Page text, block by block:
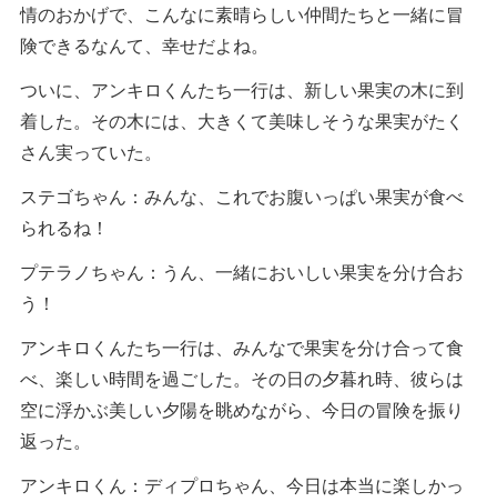
情のおかげで、こんなに素晴らしい仲間たちと一緒に冒
険できるなんて、幸せだよね。
ついに、アンキロくんたち一行は、新しい果実の木に到
着した。その木には、大きくて美味しそうな果実がたく
さん実っていた。
ステゴちゃん：みんな、これでお腹いっぱい果実が食べ
られるね！
プテラノちゃん：うん、一緒においしい果実を分け合お
う！
アンキロくんたち一行は、みんなで果実を分け合って食
べ、楽しい時間を過ごした。その日の夕暮れ時、彼らは
空に浮かぶ美しい夕陽を眺めながら、今日の冒険を振り
返った。
アンキロくん：ディプロちゃん、今日は本当に楽しかっ